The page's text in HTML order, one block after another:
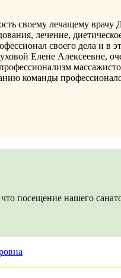
своему лечащему врачу
лечение,
своего дела и в
Елене Алексеевне,
команды
посещение нашего